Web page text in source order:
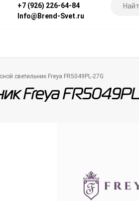
+7 (926) 226-64-84
Info@Brend-Svet.ru
светильник Freya FR5049PL-27G
Freya